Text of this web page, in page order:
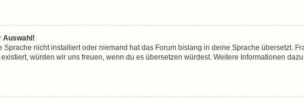
Auswahl!
nicht installiert oder niemand hat das Forum bislang in deine Sprache übersetzt.
würden wir uns freuen, wenn du es übersetzen würdest. Weitere Informationen